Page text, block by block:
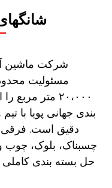
شرکت ماشین
۲۰،۰۰۰ متر
بندی جهانی پویا با
دقیق است. فرقی
چسبناک، بلوک، چوب و
حل بسته بندی